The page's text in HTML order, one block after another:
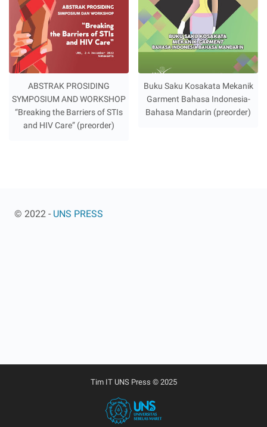
ABSTRAK PROSIDING
SYMPOSIUM AND WORKSHOP
“Breaking the Barriers of STIs
and HIV Care” (preorder)
Buku Saku Kosakata Mekanik
Garment Bahasa Indonesia-
Bahasa Mandarin (preorder)
© 2022 - UNS PRESS
Tim IT UNS Press © 2025